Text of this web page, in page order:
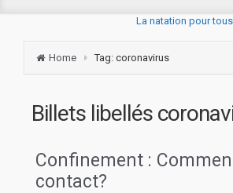
La natation pour tous
Home Tag: coronavirus
Billets libellés
Confinement :
contact?